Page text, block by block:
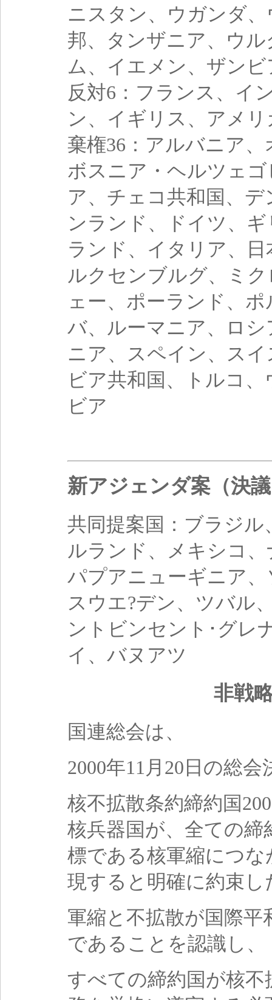
ニスタン、ウガンダ
邦、タンザニア、ウ
ム、イエメン、ザンビ
反対6：フランス、イ
ン、イギリス、アメリ
棄権36：アルバニア
ボスニア・ヘルツェ
ア、チェコ共和国、
ンランド、ドイツ、
ランド、イタリア、
ルクセンブルグ、ミ
ェー、ポーランド、
バ、ルーマニア、ロ
ニア、スペイン、ス
ビア共和国、トルコ
ビア
新アジェンダ案（決
共同提案国：ブラジ
ルランド、メキシコ
パプアニューギニア
スウエ?デン、ツバル
ントビンセント･グレ
イ、バヌアツ
非戦
国連総会は、
2000年11月20日の総
核不拡散条約締約国
核兵器国が、全ての締
標である核軍縮につ
現すると明確に約束
軍縮と不拡散が国際
であることを認識し、
すべての締約国が核